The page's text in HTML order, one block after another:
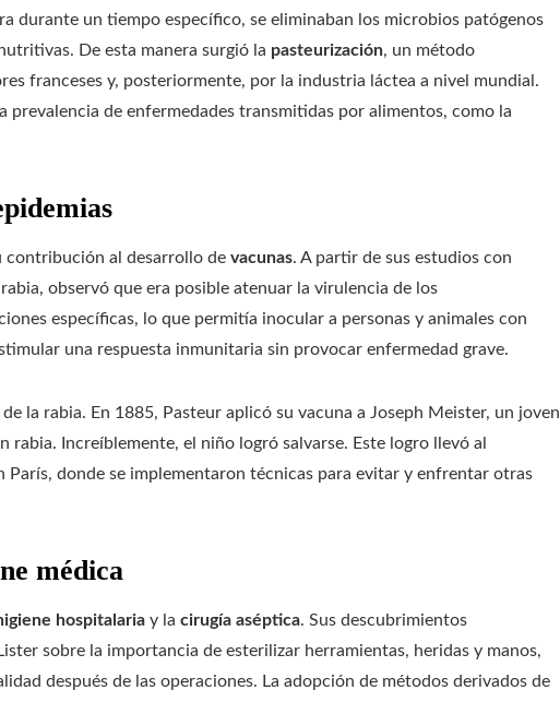
durante un tiempo específico, se eliminaban los microbios patógenos
De esta manera surgió la pasteurización, un método
franceses y, posteriormente, por la industria láctea a nivel mundial.
prevalencia de enfermedades transmitidas por alimentos, como la
contribución al desarrollo de vacunas. A partir de sus estudios con
observó que era posible atenuar la virulencia de los
específicas, lo que permitía inocular a personas y animales con
una respuesta inmunitaria sin provocar enfermedad grave.
la rabia. En 1885, Pasteur aplicó su vacuna a Joseph Meister, un joven
Increíblemente, el niño logró salvarse. Este logro llevó al
donde se implementaron técnicas para evitar y enfrentar otras
médica
hospitalaria y la cirugía aséptica. Sus descubrimientos
sobre la importancia de esterilizar herramientas, heridas y manos,
después de las operaciones. La adopción de métodos derivados de